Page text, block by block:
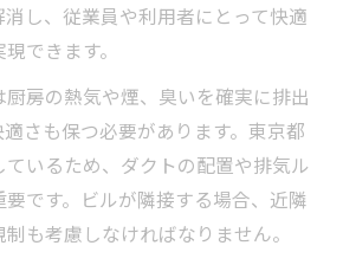
クト工事で換気環境を向上
善に強いダクト工事業者とは
ト工事で快適な空間を作るコツ
東京都の設備提案
工事で快適な作業環境を整える
業者が提案する厨房設備の選び
し、従業員や利用者にとって快適
できます。
房の熱気や煙、臭いを確実に排出
さも保つ必要があります。東京都
いるため、ダクトの配置や排気ル
です。ビルが隣接する場合、近隣
も考慮しなければなりません。